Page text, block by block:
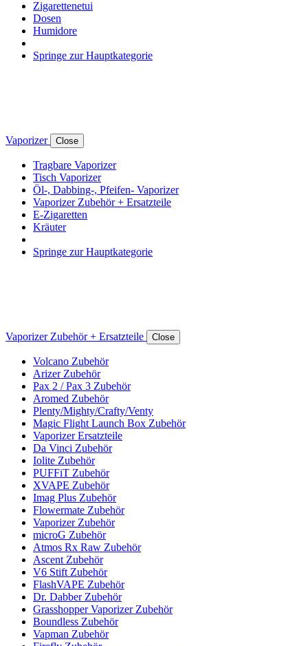
Zigarettenetui
Dosen
Humidore
Springe zur Hauptkategorie
Vaporizer Close
Tragbare Vaporizer
Tisch Vaporizer
Öl-, Dabbing-, Pfeifen- Vaporizer
Vaporizer Zubehör + Ersatzteile
E-Zigaretten
Kräuter
Springe zur Hauptkategorie
Vaporizer Zubehör + Ersatzteile Close
Volcano Zubehör
Arizer Zubehör
Pax 2 / Pax 3 Zubehör
Aromed Zubehör
Plenty/Mighty/Crafty/Venty
Magic Flight Launch Box Zubehör
Vaporizer Ersatzteile
Da Vinci Zubehör
Iolite Zubehör
PUFFiT Zubehör
XVAPE Zubehör
Imag Plus Zubehör
Flowermate Zubehör
Vaporizer Zubehör
microG Zubehör
Atmos Rx Raw Zubehör
Ascent Zubehör
V6 Stift Zubehör
FlashVAPE Zubehör
Dr. Dabber Zubehör
Grasshopper Vaporizer Zubehör
Boundless Zubehör
Vapman Zubehör